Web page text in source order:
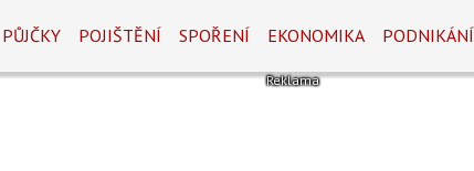
PŮJČKY POJIŠTĚNÍ SPOŘENÍ EKONOMIKA PODNIKÁNÍ